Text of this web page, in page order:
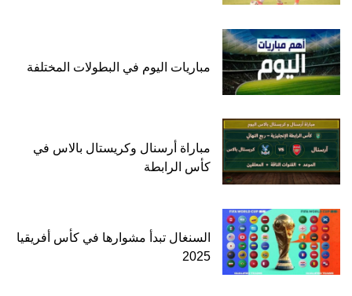
مباريات اليوم في البطولات المختلفة
مباراة أرسنال وكريستال بالاس في
كأس الرابطة
السنغال تبدأ مشوارها في كأس أفريقيا
2025